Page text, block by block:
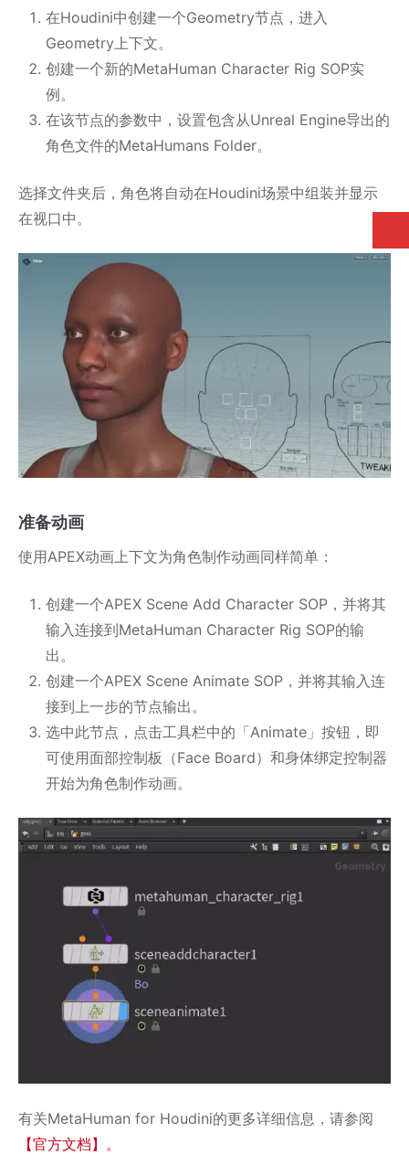
在Houdini中创建一个Geometry节点，进入
Geometry上下文。
创建一个新的MetaHuman Character Rig SOP实
例。
在该节点的参数中，设置包含从Unreal Engine导出的
角色文件的MetaHumans Folder。
选择文件夹后，角色将自动在Houdini场景中组装并显示
在视口中。
准备动画
使用APEX动画上下文为角色制作动画同样简单：
创建一个APEX Scene Add Character SOP，并将其
输入连接到MetaHuman Character Rig SOP的输
出。
创建一个APEX Scene Animate SOP，并将其输入连
接到上一步的节点输出。
选中此节点，点击工具栏中的「Animate」按钮，即
可使用面部控制板（Face Board）和身体绑定控制器
开始为角色制作动画。
有关MetaHuman for Houdini的更多详细信息，请参阅
【官方文档】。